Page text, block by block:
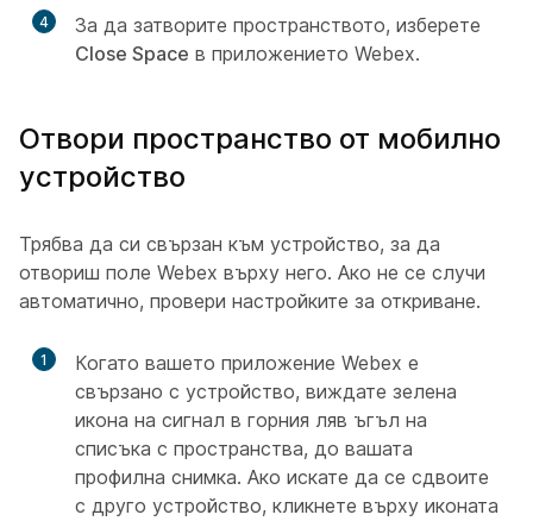
4
За да затворите пространството, изберете
Close Space в приложението Webex.
Отвори пространство от мобилно
устройство
Трябва да си свързан към устройство, за да
отвориш поле Webex върху него. Ако не се случи
автоматично, провери настройките за откриване.
1
Когато вашето приложение Webex е
свързано с устройство, виждате зелена
икона на сигнал в горния ляв ъгъл на
списъка с пространства, до вашата
профилна снимка. Ако искате да се сдвоите
с друго устройство, кликнете върху иконата